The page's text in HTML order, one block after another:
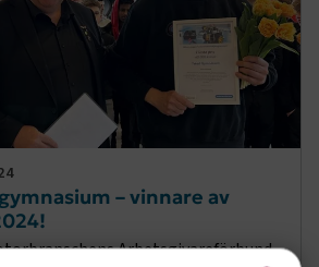
– vinnare av
Arbetsgivareförbund,